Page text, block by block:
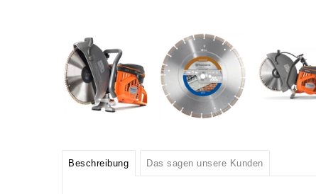
Beschreibung Das sagen unsere Kunden